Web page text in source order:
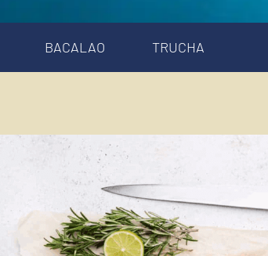
BACALAO TRUCHA